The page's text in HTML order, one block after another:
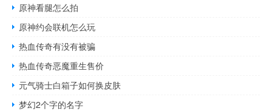
原神看腿怎么拍
原神约会联机怎么玩
热血传奇有没有被骗
热血传奇恶魔重生售价
元气骑士白箱子如何换皮肤
梦幻2个字的名字